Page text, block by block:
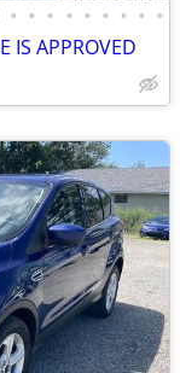
• • • • • • • • •
IS APPROVED